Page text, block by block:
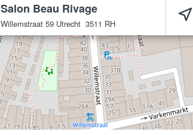
Salon Beau Rivage
Willemstraat 59 Utrecht 3511 RH